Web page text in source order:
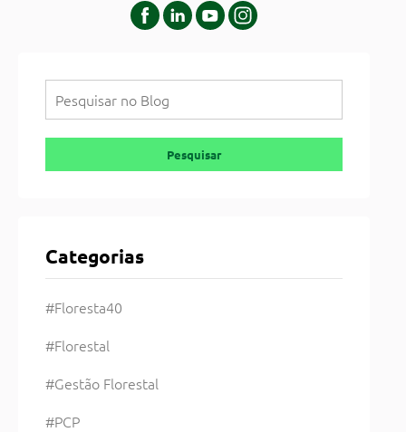
Pesquisar
Pesquisar
Categorias
#Floresta40
#Florestal
#Gestão Florestal
#PCP